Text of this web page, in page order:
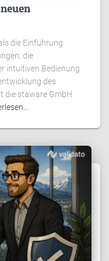
die Einführung
die
intuitiven Bedienung
des
die staware GmbH